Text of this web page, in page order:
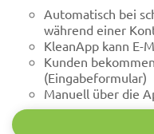
Automatisch bei
während einer
KleanApp kann E-
Kunden
(Eingabeformular)
Manuell über die